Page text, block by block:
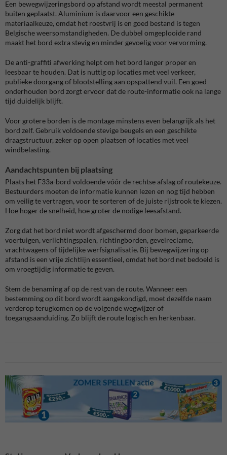
Een bewegwijzeringsbord op afstand wordt meestal permanent
buiten geplaatst. Aluminium is daarvoor een geschikte
materiaalkeuze, omdat het roestvrij is en goed bestand is tegen
Belgische weersomstandigheden. De dubbel omgeplooide rand
maakt het bord extra stevig en minder gevoelig voor vervorming.
De anti-graffiti afwerking helpt om het bord langer proper en
leesbaar te houden. Dat is nuttig op locaties met veel verkeer,
publieke doorgang of blootstelling aan opspattend vuil. Een goed
onderhouden bord zorgt ervoor dat de route-informatie ook na lange
tijd duidelijk blijft.
Voor grotere borden is de montage minstens even belangrijk als het
bord zelf. Gebruik voldoende stevige beugels en een geschikte
draagstructuur, zeker op open plaatsen of locaties met veel
windbelasting.
Aandachtspunten bij plaatsing
Plaats het F33a-bord voldoende vóór de rechtse afslag of routekeuze.
Bestuurders moeten de informatie kunnen lezen en nog tijd hebben
om veilig te vertragen, voor te sorteren of de juiste rijstrook te kiezen.
Hoe hoger de snelheid, hoe groter de nodige leesafstand.
Zorg dat het bord niet wordt afgeschermd door bomen, geparkeerde
voertuigen, verlichtingspalen, richtingborden, gevelreclame,
vrachtwagens of tijdelijke werfsignalisatie. Bij bewegwijzering op
afstand is een vrije zichtlijn essentieel, omdat het bord net bedoeld is
om vroegtijdig informatie te geven.
Stem de benaming af op de rest van de route. Wanneer een
bestemming op dit bord wordt aangekondigd, moet dezelfde naam
verderop terugkomen op de volgende wegwijzer of
toegangsaanduiding. Zo blijft de route logisch en herkenbaar.